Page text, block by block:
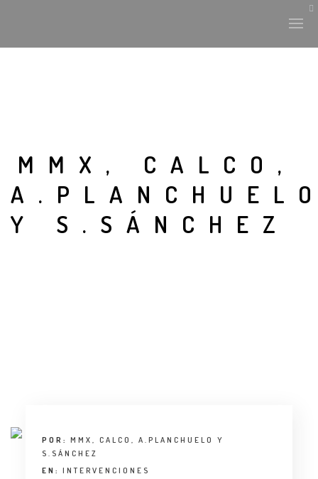
INTERVENCIONES
LABORATORIO
PLANTAE Y FAUNA
MMX, CALCO,
Y S.SÁNCHEZ
POR: MMX, CALCO, A.PLANCHUELO Y
S.SÁNCHEZ
EN: INTERVENCIONES